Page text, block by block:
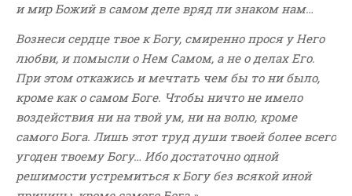
и мир Божий в самом деле вряд ли знаком нам…
Вознеси сердце твое к Богу, смиренно прося у Него
любви, и помысли о Нем Самом, а не о делах Его.
При этом откажись и мечтать чем бы то ни было,
кроме как о самом Боге. Чтобы ничто не имело
воздействия ни на твой ум, ни на волю, кроме
самого Бога. Лишь этот труд души твоей более всего
угоден твоему Богу… Ибо достаточно одной
решимости устремиться к Богу без всякой иной